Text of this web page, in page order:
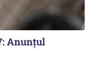
Anunțul